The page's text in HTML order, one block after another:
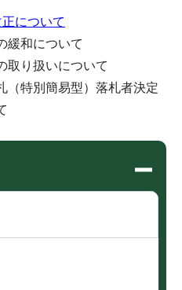
について
緩和について
取り扱いについて
（特別簡易型）落札者決定